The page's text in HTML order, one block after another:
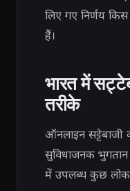
लिए गए निर्णय
हैं।
भारत में
तरीके
ऑनलाइन
सुविधाजनक
में उपलब्ध कुछ